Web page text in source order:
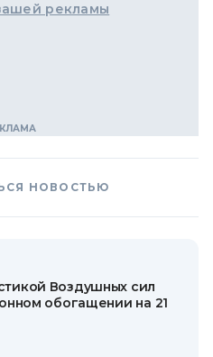
рекламы
НОВОСТЬЮ
Воздушных сил
обогащении на 21